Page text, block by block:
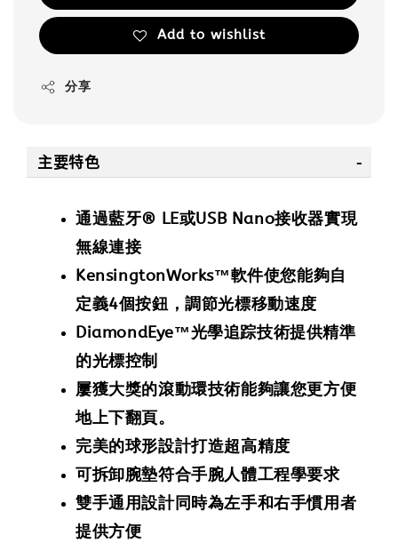
Add to wishlist
分享
主要特色
通過藍牙® LE或USB Nano接收器實現
無線連接
KensingtonWorks™軟件使您能夠自
定義4個按鈕，調節光標移動速度
DiamondEye™光學追踪技術提供精準
的光標控制
屢獲大獎的滾動環技術能夠讓您更方便
地上下翻頁。
完美的球形設計打造超高精度
可拆卸腕墊符合手腕人體工程學要求
雙手通用設計同時為左手和右手慣用者
提供方便